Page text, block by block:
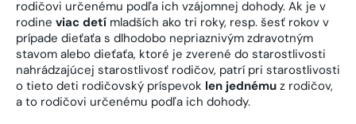
rodičovi určenému podľa ich vzájomnej dohody. Ak je v
rodine viac detí mladších ako tri roky, resp. šesť rokov v
prípade dieťaťa s dlhodobo nepriaznivým zdravotným
stavom alebo dieťaťa, ktoré je zverené do starostlivosti
nahrádzajúcej starostlivosť rodičov, patrí pri starostlivosti
o tieto deti rodičovský príspevok len jednému z rodičov,
a to rodičovi určenému podľa ich dohody.